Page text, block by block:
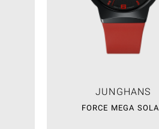
JUNGHANS
FORCE MEGA